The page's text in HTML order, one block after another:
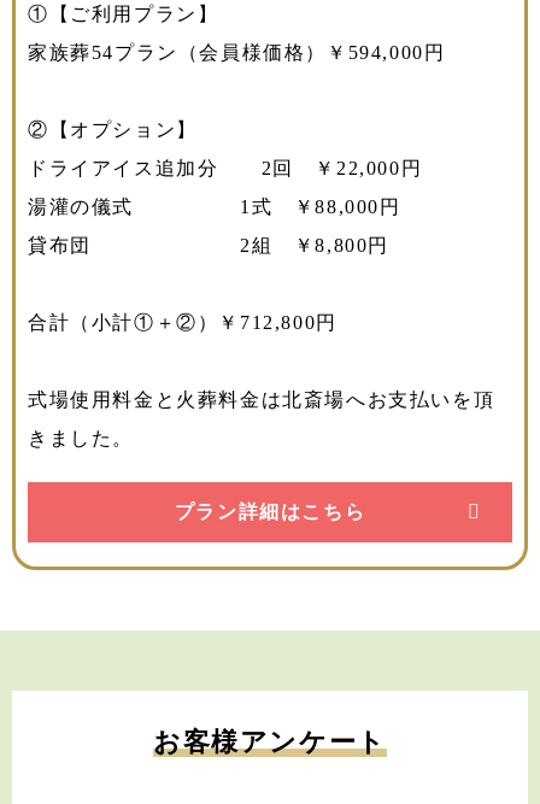
①【ご利用プラン】
家族葬54プラン（会員様価格）￥594,000円
②【オプション】
ドライアイス追加分 2回 ￥22,000円
湯灌の儀式 1式 ￥88,000円
貸布団 2組 ￥8,800円
合計（小計①＋②）￥712,800円
式場使用料金と火葬料金は北斎場へお支払いを頂
きました。
プラン詳細はこちら
お客様アンケート